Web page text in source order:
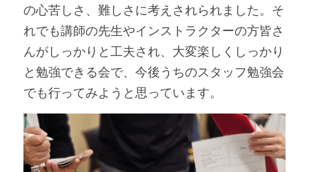
の心苦しさ、難しさに考えされられました。そ
れでも講師の先生やインストラクターの方皆さ
んがしっかりと工夫され、大変楽しくしっかり
と勉強できる会で、今後うちのスタッフ勉強会
でも行ってみようと思っています。